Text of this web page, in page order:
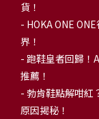
貨！
- HOKA ONE
界！
- 跑鞋皇者回歸！
推薦！
- 勃肯鞋點解咁
原因揭秘！